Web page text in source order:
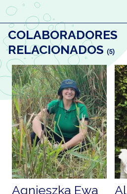
COLABORADORES
RELACIONADOS (5)
Agnieszka Ewa